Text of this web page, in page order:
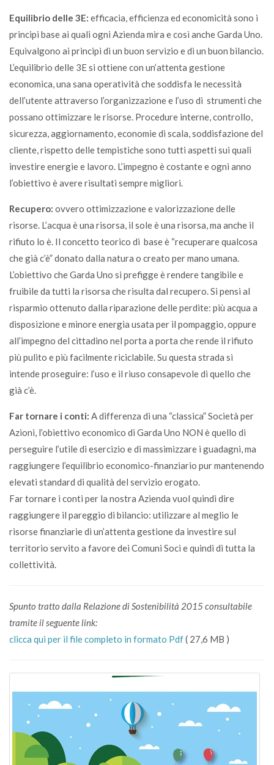
Equilibrio delle 3E: efficacia, efficienza ed economicità sono i
principi base ai quali ogni Azienda mira e così anche Garda Uno.
Equivalgono ai principi di un buon servizio e di un buon bilancio.
L’equilibrio delle 3E si ottiene con un’attenta gestione
economica, una sana operatività che soddisfa le necessità
dell’utente attraverso l’organizzazione e l’uso di strumenti che
possano ottimizzare le risorse. Procedure interne, controllo,
sicurezza, aggiornamento, economie di scala, soddisfazione del
cliente, rispetto delle tempistiche sono tutti aspetti sui quali
investire energie e lavoro. L’impegno è costante e ogni anno
l’obiettivo è avere risultati sempre migliori.
Recupero: ovvero ottimizzazione e valorizzazione delle
risorse. L’acqua è una risorsa, il sole è una risorsa, ma anche il
rifiuto lo è. Il concetto teorico di base è “recuperare qualcosa
che già c’è” donato dalla natura o creato per mano umana.
L’obiettivo che Garda Uno si prefigge è rendere tangibile e
fruibile da tutti la risorsa che risulta dal recupero. Si pensi al
risparmio ottenuto dalla riparazione delle perdite: più acqua a
disposizione e minore energia usata per il pompaggio, oppure
all’impegno del cittadino nel porta a porta che rende il rifiuto
più pulito e più facilmente riciclabile. Su questa strada si
intende proseguire: l’uso e il riuso consapevole di quello che
già c’è.
Far tornare i conti: A differenza di una “classica” Società per
Azioni, l’obiettivo economico di Garda Uno NON è quello di
perseguire l’utile di esercizio e di massimizzare i guadagni, ma
raggiungere l’equilibrio economico-finanziario pur mantenendo
elevati standard di qualità del servizio erogato.
Far tornare i conti per la nostra Azienda vuol quindi dire
raggiungere il pareggio di bilancio: utilizzare al meglio le
risorse finanziarie di un’attenta gestione da investire sul
territorio servito a favore dei Comuni Soci e quindi di tutta la
collettività.
Spunto tratto dalla Relazione di Sostenibilità 2015 consultabile
tramite il seguente link:
clicca qui per il file completo in formato Pdf( 27,6 MB )